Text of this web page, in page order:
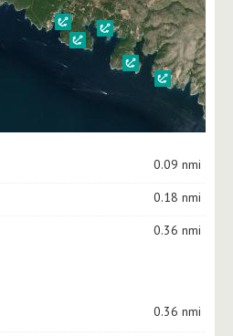
0.09 nmi
0.18 nmi
0.36 nmi
0.36 nmi